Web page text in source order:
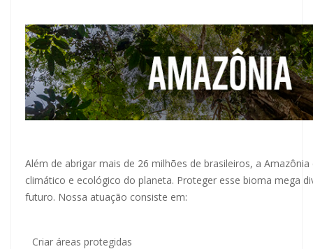
Além de abrigar mais de 26 milhões de brasileiros, a
climático e ecológico do planeta. Proteger esse bioma mega
futuro. Nossa atuação consiste em:
Criar áreas protegidas